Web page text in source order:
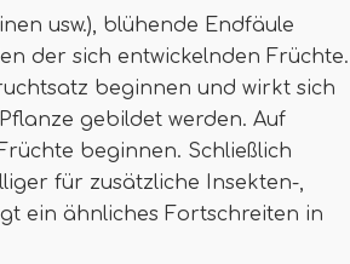
usw.), blühende Endfäule
der sich entwickelnden Früchte.
beginnen und wirkt sich
gebildet werden. Auf
beginnen. Schließlich
für zusätzliche Insekten-,
ein ähnliches Fortschreiten in